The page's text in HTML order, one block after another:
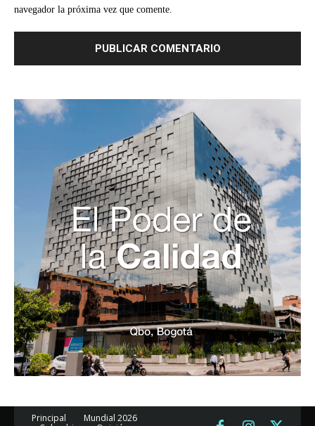
navegador la próxima vez que comente.
Principal
Mundial 2026